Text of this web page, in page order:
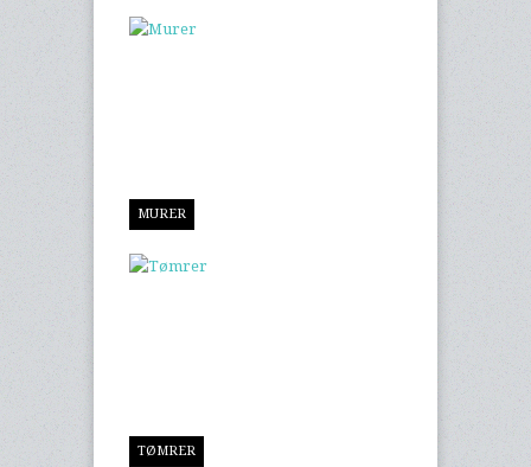
MURER
TØMRER